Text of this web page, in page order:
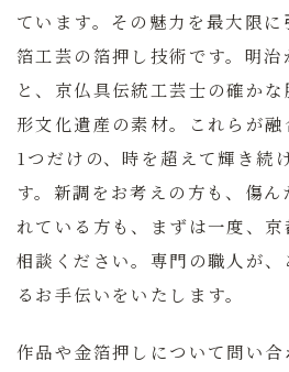
ています。その魅力を最大限
箔工芸の箔押し技術です。 明治
と、京仏具伝統工芸士の確か
形文化遺産の素材。
これらが
1つだけの、時を超えて輝き続
す。新調をお考えの方も、傷
れている方も、まずは一度、
相談ください。専門の職人が
るお手伝いをいたします。
作品や金箔押しについて問い